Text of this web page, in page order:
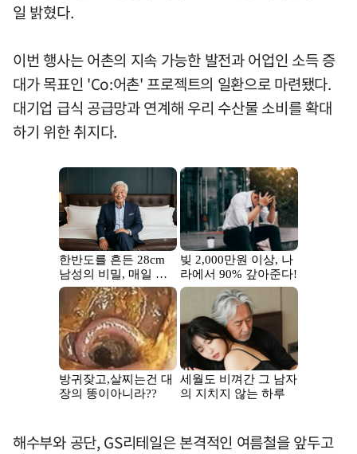
일 밝혔다.
이번 행사는 어촌의 지속 가능한 발전과 어업인 소득 증
대가 목표인 'Co:어촌' 프로젝트의 일환으로 마련됐다.
대기업 급식 공급망과 연계해 우리 수산물 소비를 확대
하기 위한 취지다.
해수부와 공단, GS리테일은 본격적인 여름철을 앞두고